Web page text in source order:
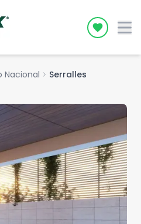
Icon
Nacional chevron_right Serralles